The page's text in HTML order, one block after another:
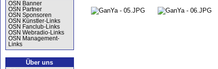
OSN Banner
OSN Partner
OSN Sponsoren
OSN Künstler-Links
OSN Fanclub-Links
OSN Webradio-Links
OSN Management-
Links
Über uns